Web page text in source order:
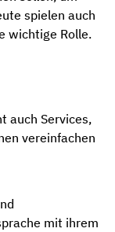
spielen auch
wichtige Rolle.
auch Services,
vereinfachen
mit ihrem